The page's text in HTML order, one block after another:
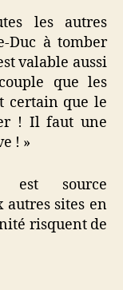
les autres
Duc à tomber
valable aussi
que les
certain que le
! Il faut une
! »
est source
autres sites en
risquent de